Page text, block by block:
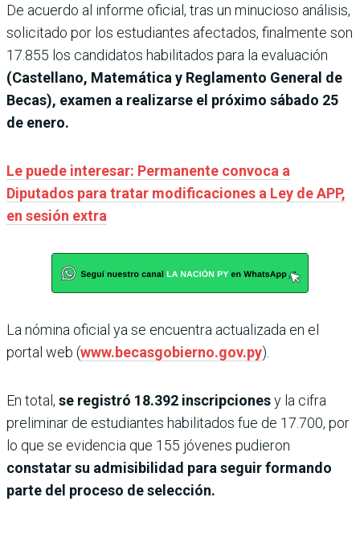
De acuerdo al informe oficial, tras un minucioso análisis,
solicitado por los estudiantes afectados, finalmente son
17.855 los candidatos habilitados para la evaluación
(Castellano, Matemática y Reglamento General de
Becas), examen a realizarse el próximo sábado 25
de enero.
Le puede interesar: Permanente convoca a
Diputados para tratar modificaciones a Ley de APP,
en sesión extra
La nómina oficial ya se encuentra actualizada en el
portal web (www.becasgobierno.gov.py).
En total, se registró 18.392 inscripcionesy la cifra
preliminar de estudiantes habilitados fue de 17.700, por
lo que se evidencia que 155 jóvenes pudieron
constatar su admisibilidad para seguir formando
parte del proceso de selección.